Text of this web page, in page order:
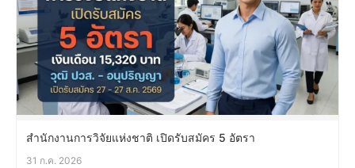
สำนักงานการวิจัยแห่งชาติ เปิดรับสมัคร 5 อัตรา
31 ก.ค. 2026